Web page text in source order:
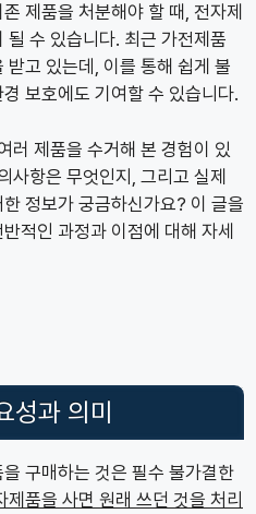
제품을 처분해야 할 때, 전자제
수 있습니다. 최근 가전제품
고 있는데, 이를 통해 쉽게 불
보호에도 기여할 수 있습니다.
러 제품을 수거해 본 경험이 있
사항은 무엇인지, 그리고 실제
정보가 궁금하신가요? 이 글을
적인 과정과 이점에 대해 자세
성과 의미
구매하는 것은 필수 불가결한
제품을 사면 원래 쓰던 것을 처리